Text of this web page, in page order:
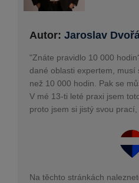
Autor: Jaroslav
"Znáte pravidlo 10 000
dané oblasti expertem, musí
než 10 000 hodin. Pak se
V mé 13-ti leté praxi jsem
proto jsem si jistý svou
Na těchto stránkách